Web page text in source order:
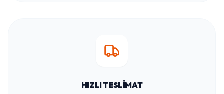
HIZLI TESLIMAT